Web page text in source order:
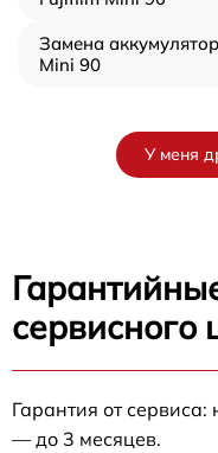
Замена
Mini 90
У меня
сервисного
Гарантия от
— до 3 месяцев.